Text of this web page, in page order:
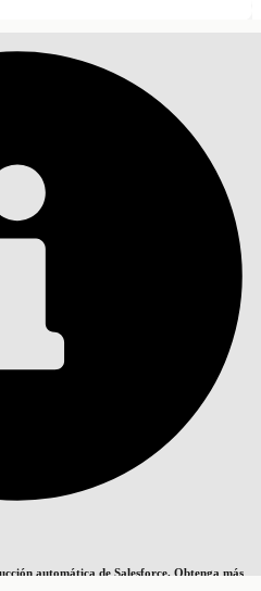
automática de Salesforce. Obtenga más
Buscar